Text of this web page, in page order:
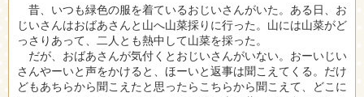
昔、いつも緑色の服を着ているおじいさんがいた。ある日、お
じいさんはおばあさんと山へ山菜採りに行った。山には山菜がど
っさりあって、二人とも熱中して山菜を採った。
だが、おばあさんが気付くとおじいさんがいない。おーいじい
さんやーいと声をかけると、ほーいと返事は聞こえてくる。だけ
どもあちらから聞こえたと思ったらこちらから聞こえて、どこに